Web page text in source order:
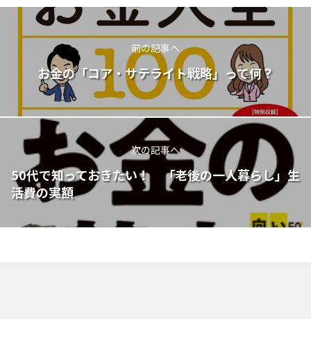
前の記事へ
お金の「コア・サテライト戦略」って何？
次の記事へ
50代で知っておきたい！ 「老後の一人暮らし」生
活費の実額